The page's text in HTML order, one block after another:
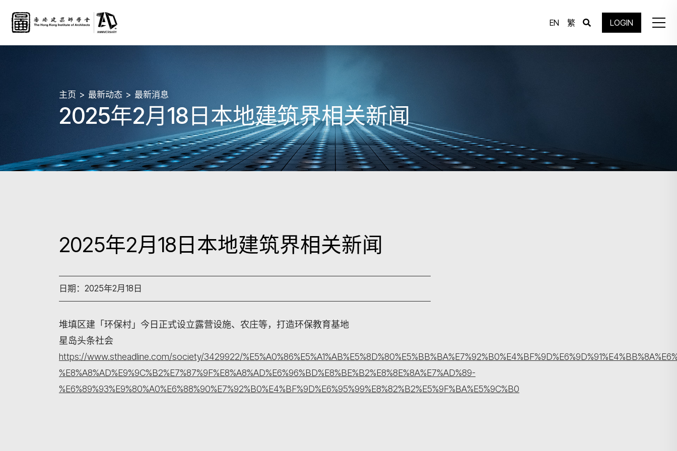
EN 繁 LOGIN
主页 最新动态 最新消息
2025年2月18日本地建筑界相关新闻
2025年2月18日本地建筑界相关新闻
日期：2025年2月18日
堆填区建「环保村」今日正式设立露营设施、农庄等，打造环保教育基地
星岛头条社会
https://www.stheadline.com/society/3429922/
%E8%A8%AD%E9%9C%B2%E7%87%9F%E8%A8%AD%E6%96%BD%E8%BE%B2%E8%8E%8A%E7%AD%89-
%E6%89%93%E9%80%A0%E6%88%90%E7%92%B0%E4%BF%9D%E6%95%99%E8%82%B2%E5%9F%BA%E5%9C%B0